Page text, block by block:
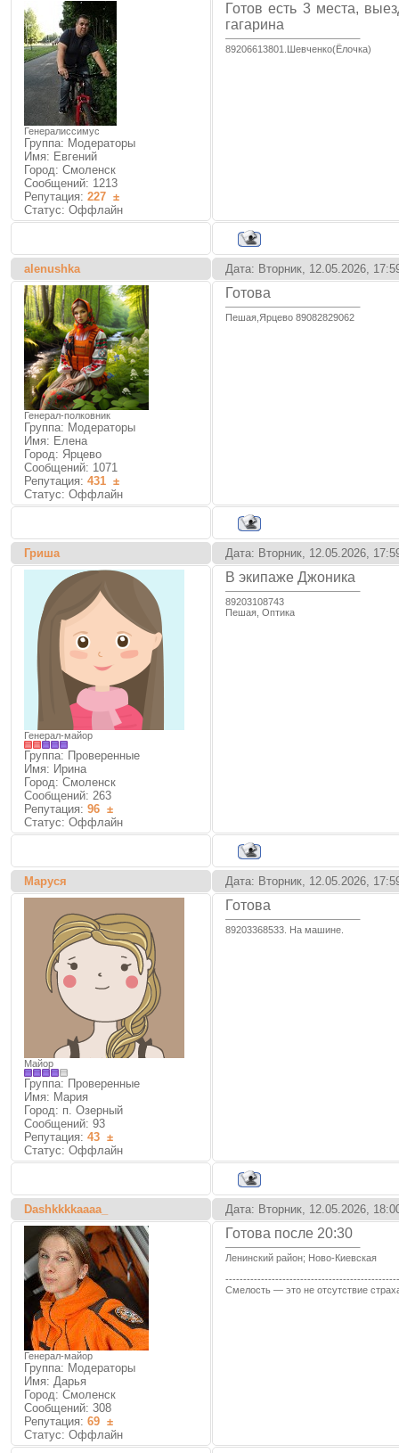
Генералиссимус
Группа: Модераторы
Имя: Евгений
Город: Смоленск
Сообщений: 1213
Репутация: 227 ±
Статус: Оффлайн
Готов есть 3 места,
гагарина
89206613801.Шевченко(Ёлочка)
alenushka Дата: Вторник, 12.05.2026,
Генерал-полковник
Группа: Модераторы
Имя: Елена
Город: Ярцево
Сообщений: 1071
Репутация: 431 ±
Статус: Оффлайн
Готова
Пешая,Ярцево 89082829062
Гриша Дата: Вторник, 12.05.2026,
Генерал-майор
Группа: Проверенные
Имя: Ирина
Город: Смоленск
Сообщений: 263
Репутация: 96 ±
Статус: Оффлайн
В экипаже Джоника
89203108743
Пешая, Оптика
Маруся Дата: Вторник, 12.05.2026,
Майор
Группа: Проверенные
Имя: Мария
Город: п. Озерный
Сообщений: 93
Репутация: 43 ±
Статус: Оффлайн
Готова
89203368533. На машине.
Dashkkkkaaaa_ Дата: Вторник, 12.05.2026,
Генерал-майор
Группа: Модераторы
Имя: Дарья
Город: Смоленск
Сообщений: 308
Репутация: 69 ±
Статус: Оффлайн
Готова после 20:30
Ленинский район; Ново-Киевская
Смелость — это не отсутствие